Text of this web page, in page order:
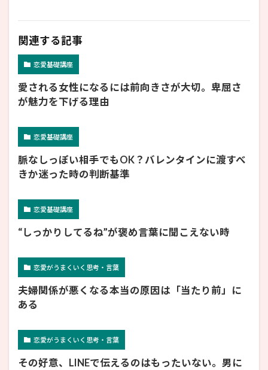
関連する記事
恋愛基礎講座
愛される女性になるには前向きさが大切。卑屈さ
が魅力を下げる理由
恋愛基礎講座
脈なしっぽい相手でもOK？バレンタインに渡すべ
きか迷った時の判断基準
恋愛基礎講座
“しっかりしてるね”が褒め言葉に聞こえない時
恋愛がうまくいく思考・言葉
夫婦関係が悪くなる本当の原因は「当たり前」に
ある
恋愛がうまくいく思考・言葉
その好意、LINEで伝えるのはもったいない。男に